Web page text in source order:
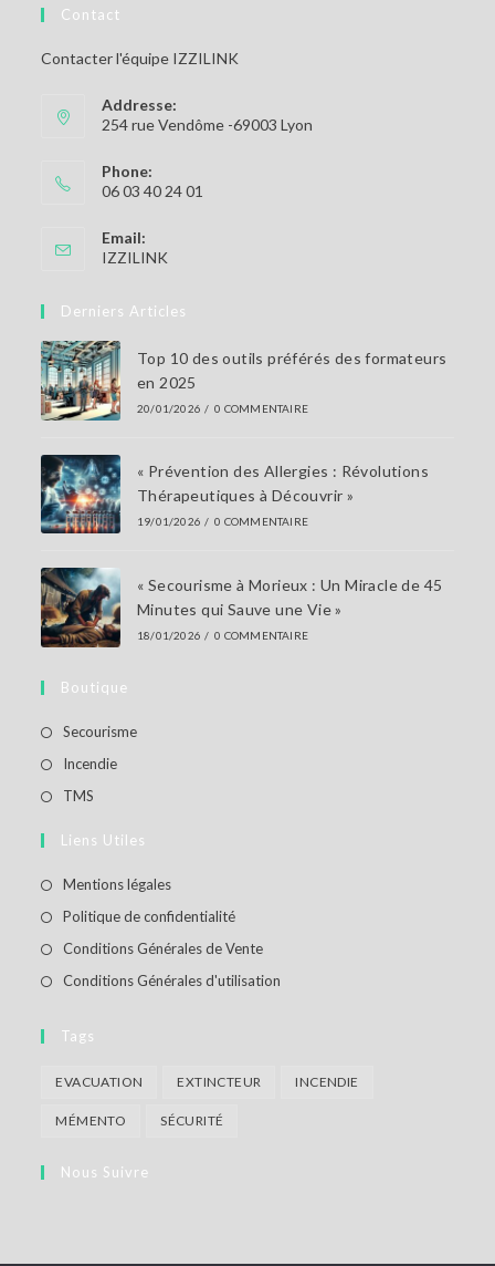
Contact
Contacter l'équipe IZZILINK
Addresse:
254 rue Vendôme -69003 Lyon
Phone:
06 03 40 24 01
Email:
IZZILINK
application
Derniers Articles
Top 10 des outils préférés des formateurs
en 2025
20/01/2026 / 0 COMMENTAIRE
« Prévention des Allergies : Révolutions
Thérapeutiques à Découvrir »
19/01/2026 / 0 COMMENTAIRE
« Secourisme à Morieux : Un Miracle de 45
Minutes qui Sauve une Vie »
18/01/2026 / 0 COMMENTAIRE
Boutique
SecourismeS’ouvre
onglet
IncendieS’ouvre
nouvel
TMS
un
nouvel
Liens Utiles
Mentions légalesS’ouvre
dans
Politique de confidentialitéS’ouvre
dans
Conditions Générales de VenteS’ouvre
dans
Conditions Générales d'utilisation
onglet
Tags
EVACUATION EXTINCTEUR INCENDIE
MÉMENTO SÉCURITÉ
Nous Suivre